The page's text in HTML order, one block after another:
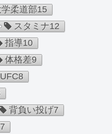
柔道部15
スタミナ12
指導10
体格差9
8
背負い投げ7
7